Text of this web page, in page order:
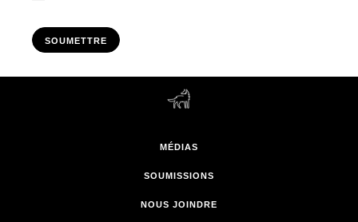
SOUMETTRE
MÉDIAS
SOUMISSIONS
NOUS JOINDRE